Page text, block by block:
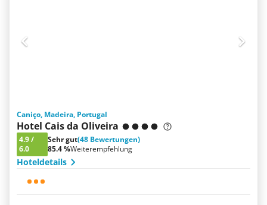
Caniço, Madeira, Portugal
Hotel Cais da Oliveira
4.9/
6.0
Sehr gut(48 Bewertungen)
85.4 %Weiterempfehlung
Hoteldetails